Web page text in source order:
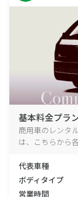
基本料金プラ
商用車のレンタ
は、こちらから
代表車種
ボディタイプ
営業時間